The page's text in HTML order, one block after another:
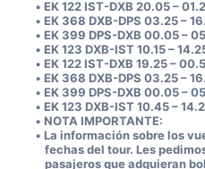
EK 122 IST-DXB 20.05 –
EK 368 DXB-DPS 03.25 –
EK 399 DPS-DXB 00.05 –
EK 123 DXB-IST 10.15 –
EK 122 IST-DXB
EK 368 DXB-DPS
EK 399 DPS-DXB
EK 123 DXB-IST 10.45 –
NOTA IMPORTANTE:
La información sobre los
fechas del tour. Les
pasajeros que adquieran